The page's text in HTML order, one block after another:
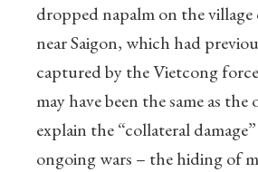
dropped napalm on the
near Saigon, which had
captured by the Vietcong
may have been the same as the
explain the “collateral
ongoing wars – the hiding of